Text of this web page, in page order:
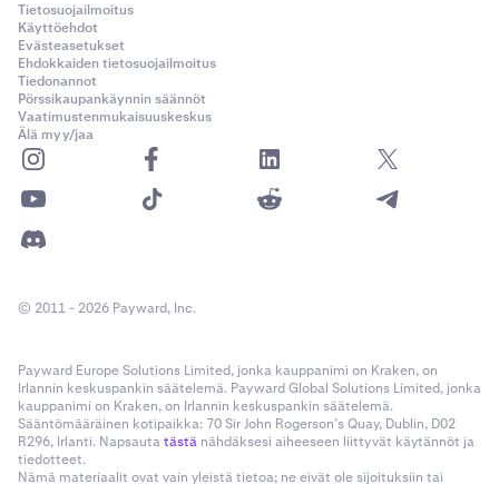
Tietosuojailmoitus
Käyttöehdot
Evästeasetukset
Ehdokkaiden tietosuojailmoitus
Tiedonannot
Pörssikaupankäynnin säännöt
Vaatimustenmukaisuuskeskus
Älä myy/jaa
© 2011 - 2026 Payward, Inc.
Payward Europe Solutions Limited, jonka kauppanimi on Kraken, on
Irlannin keskuspankin säätelemä. Payward Global Solutions Limited, jonka
kauppanimi on Kraken, on Irlannin keskuspankin säätelemä.
Sääntömääräinen kotipaikka: 70 Sir John Rogerson’s Quay, Dublin, D02
R296, Irlanti. Napsautatästä nähdäksesi aiheeseen liittyvät käytännöt ja
tiedotteet.
Nämä materiaalit ovat vain yleistä tietoa; ne eivät ole sijoituksiin tai